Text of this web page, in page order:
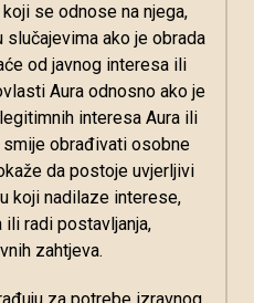
se odnose na njega,
slučajevima ako je obrada
od javnog interesa ili
Aura odnosno ako je
interesa Aura ili
obrađivati osobne
da postoje uvjerljivi
koji nadilaze interese,
radi postavljanja,
zahtjeva.